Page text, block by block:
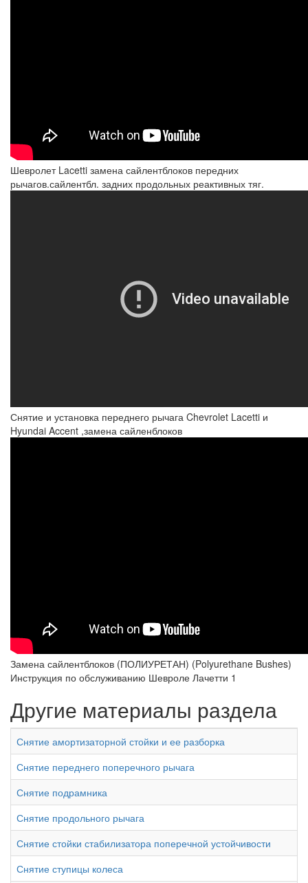
Шевролет Lacetti замена сайлентблоков передних
рычагов.сайлентбл. задних продольных реактивных тяг.
Снятие и установка переднего рычага Chevrolet Lacetti и
Hyundai Accent ,замена сайленблоков
Замена сайлентблоков (ПОЛИУРЕТАН) (Polyurethane Bushes)
Инструкция по обслуживанию Шевроле Лачетти 1
Другие материалы раздела
Снятие амортизаторной стойки и ее разборка
Снятие переднего поперечного рычага
Снятие подрамника
Снятие продольного рычага
Снятие стойки стабилизатора поперечной устойчивости
Снятие ступицы колеса